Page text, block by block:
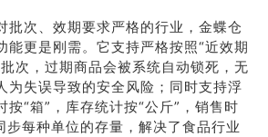
批次、效期要求严格的行业，金蝶仓
能更是刚需。它支持严格按照“近效期
次，过期商品会被系统自动锁死，无
为失误导致的安全风险；同时支持浮
按“箱”，库存统计按“公斤”，销售时
步每种单位的存量，解决了食品行业